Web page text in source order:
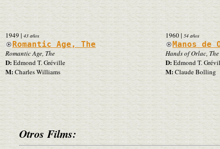
1949 | 43 años
Romantic Age, The
Romantic Age, The
D:Edmond T. Gréville
M:Charles Williams
1960| 54 años
Manos de
Hands of Orlac, The
D:Edmond T.
M:Claude Bolling
Otros Films: